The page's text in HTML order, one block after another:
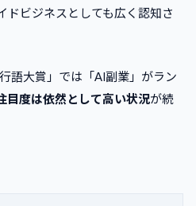
ドビジネスとしても広く認知さ
語大賞」では「AI副業」がラン
目度は依然として高い状況が続